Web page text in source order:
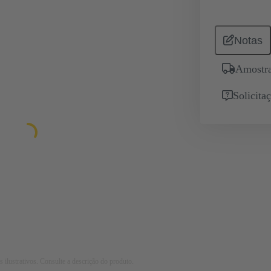
Notas